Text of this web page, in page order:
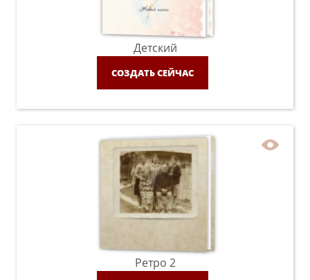
Детский
СОЗДАТЬ СЕЙЧАС
Ретро 2